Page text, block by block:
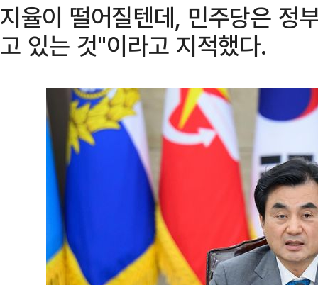
지율이 떨어질텐데, 민주당은 정
고 있는 것"이라고 지적했다.